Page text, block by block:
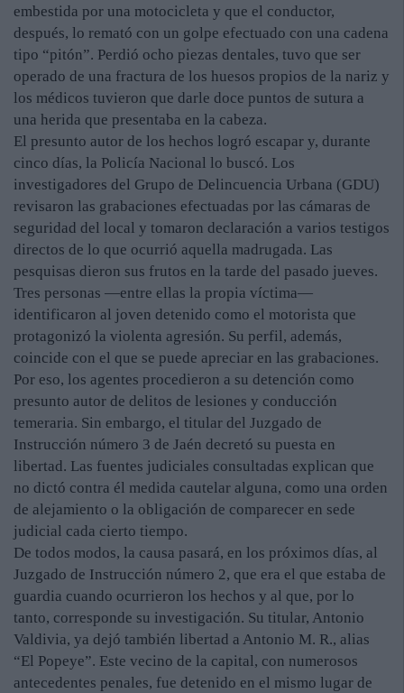
embestida por una motocicleta y que el conductor,
después, lo remató con un golpe efectuado con una cadena
tipo “pitón”. Perdió ocho piezas dentales, tuvo que ser
operado de una fractura de los huesos propios de la nariz y
los médicos tuvieron que darle doce puntos de sutura a
una herida que presentaba en la cabeza.
El presunto autor de los hechos logró escapar y, durante
cinco días, la Policía Nacional lo buscó. Los
investigadores del Grupo de Delincuencia Urbana (GDU)
revisaron las grabaciones efectuadas por las cámaras de
seguridad del local y tomaron declaración a varios testigos
directos de lo que ocurrió aquella madrugada. Las
pesquisas dieron sus frutos en la tarde del pasado jueves.
Tres personas —entre ellas la propia víctima—
identificaron al joven detenido como el motorista que
protagonizó la violenta agresión. Su perfil, además,
coincide con el que se puede apreciar en las grabaciones.
Por eso, los agentes procedieron a su detención como
presunto autor de delitos de lesiones y conducción
temeraria. Sin embargo, el titular del Juzgado de
Instrucción número 3 de Jaén decretó su puesta en
libertad. Las fuentes judiciales consultadas explican que
no dictó contra él medida cautelar alguna, como una orden
de alejamiento o la obligación de comparecer en sede
judicial cada cierto tiempo.
De todos modos, la causa pasará, en los próximos días, al
Juzgado de Instrucción número 2, que era el que estaba de
guardia cuando ocurrieron los hechos y al que, por lo
tanto, corresponde su investigación. Su titular, Antonio
Valdivia, ya dejó también libertad a Antonio M. R., alias
“El Popeye”. Este vecino de la capital, con numerosos
antecedentes penales, fue detenido en el mismo lugar de